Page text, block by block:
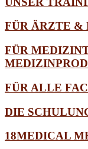
FÜR ÄRZTE &
FÜR
FÜR ALLE
DIE
18MEDICAL